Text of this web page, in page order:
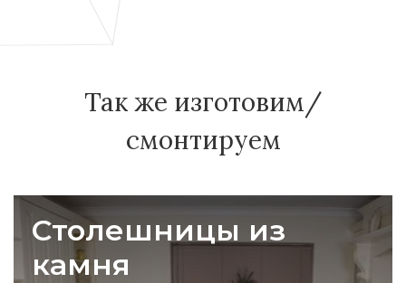
Так же изготовим/
смонтируем
Столешницы из
камня